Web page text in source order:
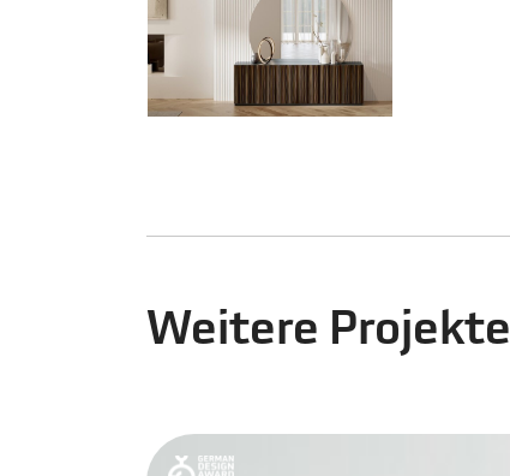
Weitere Projekte